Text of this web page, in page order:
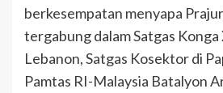
berkesempatan menyapa
tergabung dalam Satgas
Lebanon, Satgas Kosektor di
Pamtas RI-Malaysia Batalyon